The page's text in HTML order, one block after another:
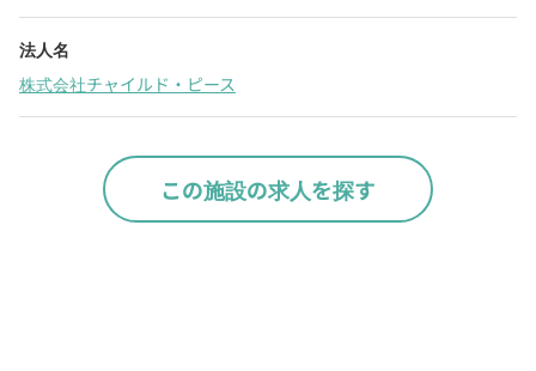
法人名
株式会社チャイルド・ピース
この施設の求人を探す